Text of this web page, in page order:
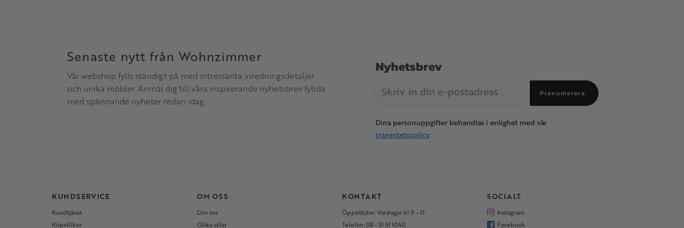
Senaste nytt från Wohnzimmer
Vår webshop fylls ständigt på med intressanta inredningsdetaljer
och unika möbler. Anmäl dig till våra inspirerande nyhetsbrev fyllda
med spännande nyheter redan idag.
Nyhetsbrev
Prenumerera
Dina personuppgifter behandlas i enlighet med vår
integritetspolicy.
KUNDSERVICE
Kundtjänst
Köpvillkor
OM OSS
Om oss
Olika stilar
KONTAKT
Öppettider: Vardagar kl 9 - 17
Telefon: 08 - 51 51 1040
SOCIALT
Instagram
Facebook